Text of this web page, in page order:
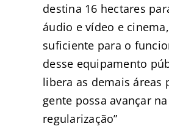
destina 16 hectares
áudio e vídeo e
suficiente para o
desse equipamento
libera as demais áreas
gente possa avançar na
regularização”